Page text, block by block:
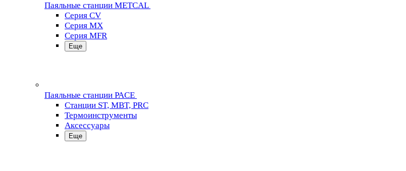
Паяльные станции METCAL
Серия CV
Серия MX
Серия MFR
Еще
Паяльные станции PACE
Станции ST, MBT, PRC
Термоинструменты
Аксессуары
Еще